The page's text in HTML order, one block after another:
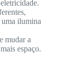
ilumina
mudar a
espaço.